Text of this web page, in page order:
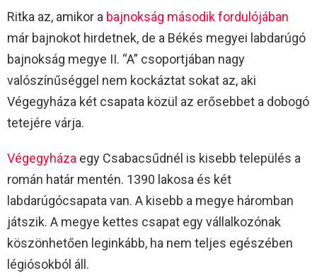
Ritka az, amikor a bajnokság második fordulójában
már bajnokot hirdetnek, de a Békés megyei labdarúgó
bajnokság megye II. “A” csoportjában nagy
valószínűséggel nem kockáztat sokat az, aki
Végegyháza két csapata közül az erősebbet a dobogó
tetejére várja.
Végegyháza egy Csabacsűdnél is kisebb település a
román határ mentén. 1390 lakosa és két
labdarúgócsapata van. A kisebb a megye háromban
játszik. A megye kettes csapat egy vállalkozónak
köszönhetően leginkább, ha nem teljes egészében
légiósokból áll.